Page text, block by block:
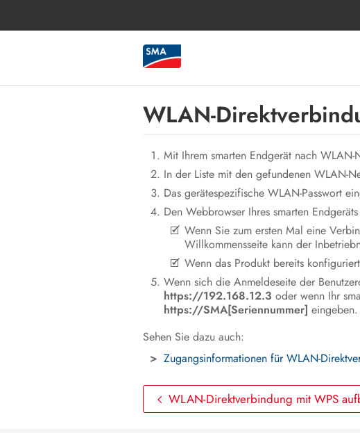
WLAN-
Mit Ihrem smarten Endgerät nach WLAN-
In der Liste mit den gefundenen WLAN-
Das gerätespezifische WLAN-Passwort
Den Webbrowser Ihres smarten
Wenn Sie zum ersten Mal eine
Willkommensseite kann der
Wenn das Produkt bereits
Wenn sich die Anmeldeseite der
https://192.168.12.3 oder wenn Ihr
https://SMA[Seriennummer] eingeben.
Sehen Sie dazu auch:
Zugangsinformationen für WLAN-
WLAN-Direktverbindung mit WPS